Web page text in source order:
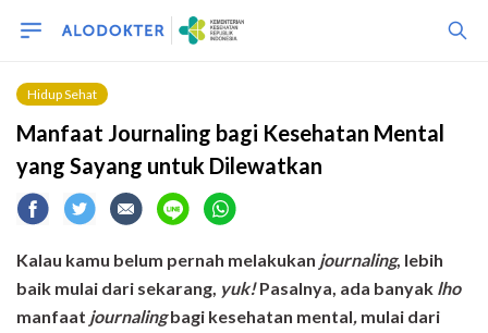
Hidup Sehat
Manfaat Journaling bagi Kesehatan Mental
yang Sayang untuk Dilewatkan
Kalau kamu belum pernah melakukan journaling, lebih
baik mulai dari sekarang, yuk! Pasalnya, ada banyak lho
manfaat journalingbagi kesehatan mental, mulai dari